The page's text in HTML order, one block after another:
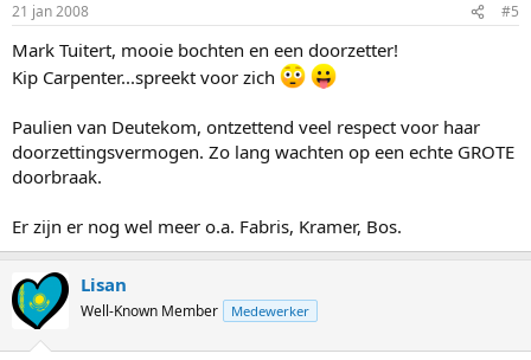
21 jan 2008 #5
Mark Tuitert, mooie bochten en een doorzetter!
Kip Carpenter...spreekt voor zich
Paulien van Deutekom, ontzettend veel respect voor haar
doorzettingsvermogen. Zo lang wachten op een echte GROTE
doorbraak.
Er zijn er nog wel meer o.a. Fabris, Kramer, Bos.
Lisan
Well-Known Member Medewerker